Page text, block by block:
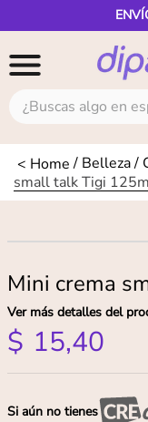
¿Buscas algo en
Belleza
small talk Tigi
Mini crema
Ver más detalles del
$ 15,40
Si aún no tienes